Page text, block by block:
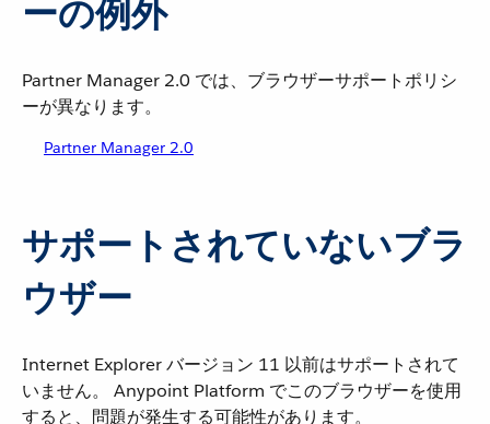
ーの例外
Partner Manager 2.0 では、ブラウザーサポートポリシ
ーが異なります。
Partner Manager 2.0
サポートされていないブラ
ウザー
Internet Explorer バージョン 11 以前はサポートされて
いません。 Anypoint Platform でこのブラウザーを使用
すると、問題が発生する可能性があります。